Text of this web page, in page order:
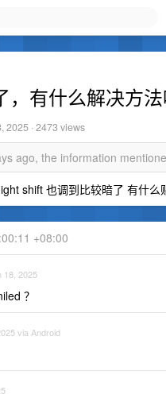
有什么解决方法
2025 · 2473 views
ago, the information
shift 也调到比较暗了 有什
+08:00
18, 2025
？
via Android